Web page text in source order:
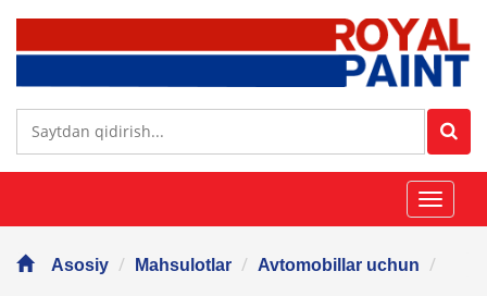
Asosiy Mahsulotlar Avtomobillar uchun